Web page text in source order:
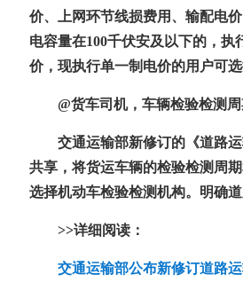
价、上网环节线损费用、输配电
电容量在100千伏安及以下的，
价，现执行单一制电价的用户可
@货车司机，车辆检验检测
交通运输部新修订的《道路
共享，将货运车辆的检验检测周
选择机动车检验检测机构。明确
>>详细阅读：
交通运输部公布新修订道路